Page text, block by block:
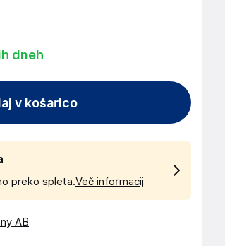
dneh
v košarico
preko spleta.Več informacij
AB